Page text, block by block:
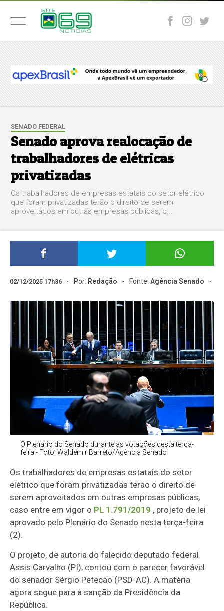
SENADO FEDERAL
Senado aprova realocação de
trabalhadores de elétricas
privatizadas
Os trabalhadores de empresas estatais do setor elétrico
que foram privatizadas terão o direito de serem
aproveitados em outras empresas públicas, c...
02/12/2025 17h36 Por: Redação Fonte:Agência Senado
O Plenário do Senado durante as votações desta terça-
feira - Foto: Waldemir Barreto/Agência Senado
Os trabalhadores de empresas estatais do setor
elétrico que foram privatizadas terão o direito de
serem aproveitados em outras empresas públicas,
caso entre em vigor o PL 1.791/2019 , projeto de lei
aprovado pelo Plenário do Senado nesta terça-feira
(2).
O projeto, de autoria do falecido deputado federal
Assis Carvalho (PI), contou com o parecer favorável
dosenador Sérgio Petecão (PSD-AC). A matéria
agora segue para a sanção da Presidência da
República.